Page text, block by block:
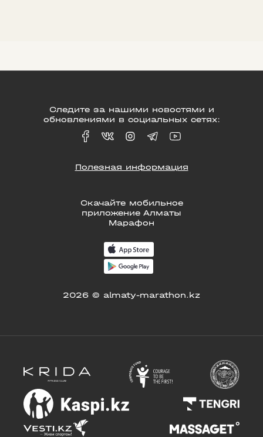
Скачайте мобильное
приложение Алматы
Марафон
2026 © almaty-marathon.kz
Следите за нашими новостями и
обновлениями в социальных сетях:
Полезная информация